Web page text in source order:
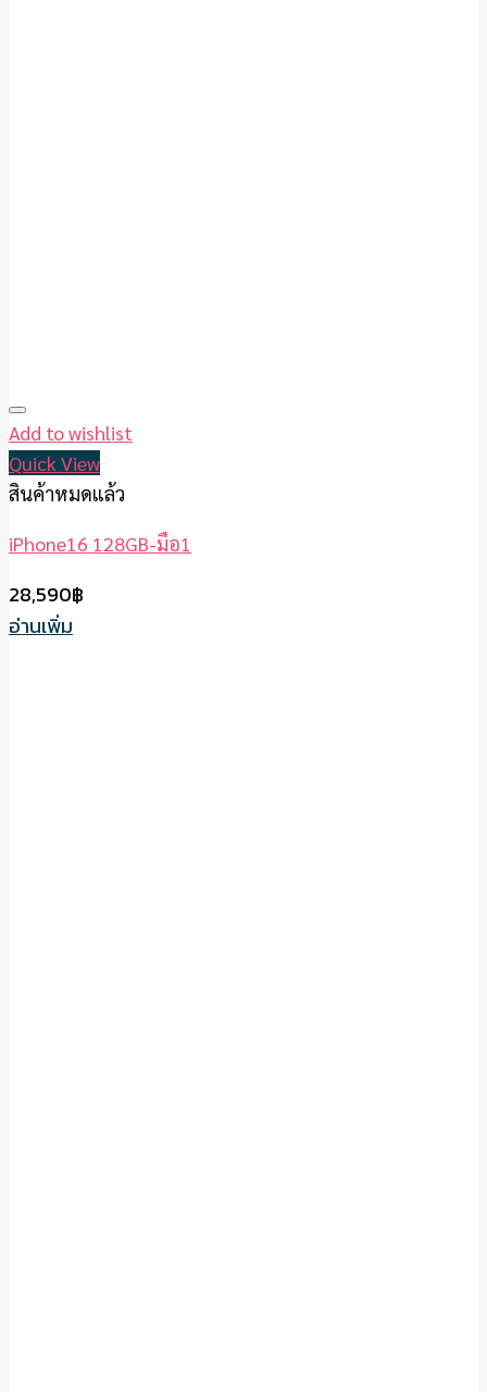
Add to wishlist
Quick View
สินค้าหมดแล้ว
iPhone16 128GB-มือ1
28,590฿
อ่านเพิ่ม